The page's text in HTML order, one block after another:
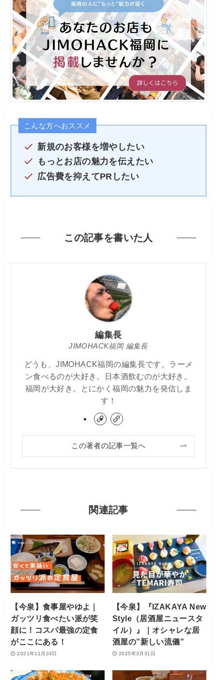
こんな方へおススメ
新規のお客様を増やしたい
もっとお店の魅力を伝えたい
広告費を抑えてPRしたい
この記事を書いた人
編集長
JIMOHACK福岡 編集長
どうも、JIMOHACK福岡の編集長です。ラーメ
ン食べるのが大好き。日本酒飲むのが大好き。
福岡が大好き。とにかく福岡の魅力を発信しま
す！
この著者の記事一覧へ
関連記事
【今泉】食事屋やゆよ｜
ガッツリ食べたい派が笑
顔に！コスパ最強の定食
がここにある！
2021年11月24日
【今泉】『IZAKAYA New
Style（居酒屋ニュースタ
イル）』｜オシャレな居
酒屋の”新しい流儀”
2025年3月31日